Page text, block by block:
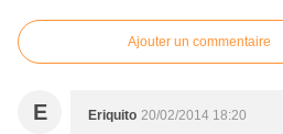
Ajouter un commentaire
E Eriquito 20/02/2014 18:20